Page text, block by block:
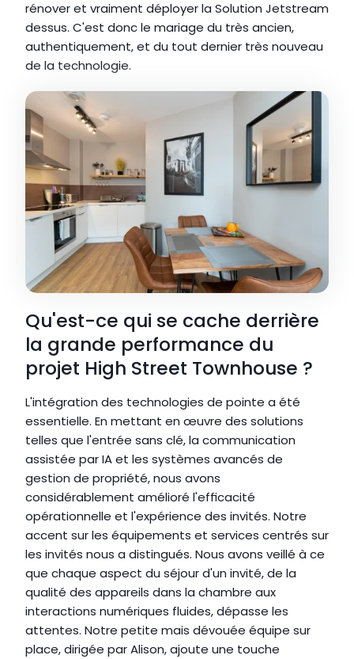
rénover et vraiment déployer la Solution Jetstream
dessus. C'est donc le mariage du très ancien,
authentiquement, et du tout dernier très nouveau
de la technologie.
Qu'est-ce qui se cache derrière
la grande performance du
projet High Street Townhouse ?
L'intégration des technologies de pointe a été
essentielle. En mettant en œuvre des solutions
telles que l'entrée sans clé, la communication
assistée par IA et les systèmes avancés de
gestion de propriété, nous avons
considérablement amélioré l'efficacité
opérationnelle et l'expérience des invités. Notre
accent sur les équipements et services centrés sur
les invités nous a distingués. Nous avons veillé à ce
que chaque aspect du séjour d'un invité, de la
qualité des appareils dans la chambre aux
interactions numériques fluides, dépasse les
attentes. Notre petite mais dévouée équipe sur
place, dirigée par Alison, ajoute une touche